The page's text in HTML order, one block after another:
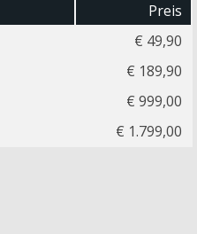
Preis
€ 49,90
€ 189,90
€ 999,00
€ 1.799,00